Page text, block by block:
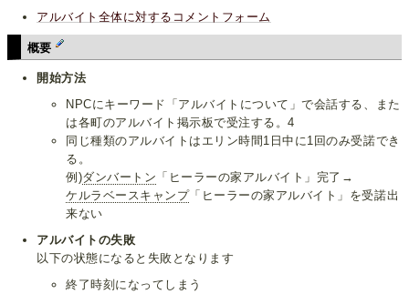
アルバイト全体に対するコメントフォーム
概要
開始方法
NPCにキーワード「アルバイトについて」で会話する、また
は各町のアルバイト掲示板で受注する。4
同じ種類のアルバイトはエリン時間1日中に1回のみ受諾でき
る。
例)ダンバートン 「ヒーラーの家アルバイト」完了→
ケルラベースキャンプ「ヒーラーの家アルバイト」を受諾出
来ない
アルバイトの失敗
以下の状態になると失敗となります
終了時刻になってしまう